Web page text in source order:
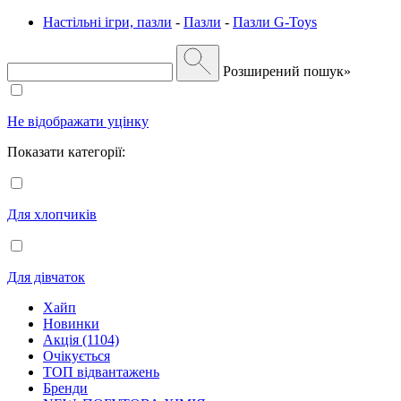
Настільні ігри, пазли - Пазли - Пазли G-Toys
Розширений пошук»
Не відображати уцінку
Показати категорії:
Для хлопчиків
Для дівчаток
Хайп
Новинки
Акція (1104)
Очікується
ТОП відвантажень
Бренди